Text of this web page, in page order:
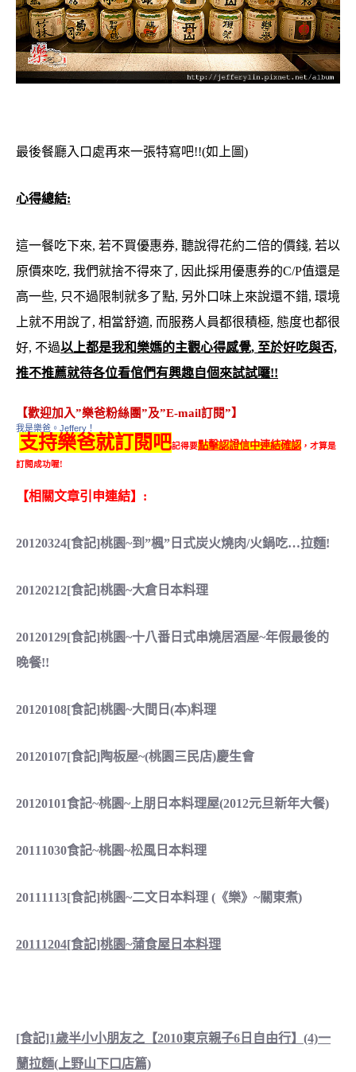
最後餐廳入口處再來一張特寫吧!!(如上圖)
心得總結:
這一餐吃下來, 若不買優惠券, 聽說得花約二倍的價錢, 若以
原價來吃, 我們就捨不得來了, 因此採用優惠券的C/P值還是
高一些, 只不過限制就多了點, 另外口味上來說還不錯, 環境
上就不用說了, 相當舒適, 而服務人員都很積極, 態度也都很
好, 不過以上都是我和樂媽的主觀心得感覺, 至於好吃與否,
推不推薦就待各位看倌們有興趣自個來試試囉!!
【歡迎加入”樂爸粉絲團”及”E-mail訂閱”】
我是樂爸。Jeffery！
支持樂爸就訂閱吧記得要點擊認證信中連結確認，才算是
訂閱成功喔!
【相關文章引申連結】:
20120324[食記]桃園~到”楓”日式炭火燒肉/火鍋吃…拉麵!
20120212[食記]桃園~大倉日本料理
20120129[食記]桃園~十八番日式串燒居酒屋~年假最後的
晚餐!!
20120108[食記]桃園~大間日(本)料理
20120107[食記]陶板屋~(桃園三民店)慶生會
20120101食記~桃園~上朋日本料理屋(2012元旦新年大餐)
20111030食記~桃園~松風日本料理
20111113[食記]桃園~二文日本料理 (《樂》~關東煮)
20111204[食記]桃園~蒲食屋日本料理
[食記]1歲半小小朋友之【2010東京親子6日自由行】(4)一
蘭拉麵(上野山下口店篇)